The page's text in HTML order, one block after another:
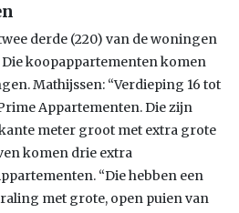
derde (220) van de woningen
Die koopappartementen komen
Mathijssen: “Verdieping 16 tot
Appartementen. Die zijn
meter groot met extra grote
komen drie extra
“Die hebben een
met grote, open puien van